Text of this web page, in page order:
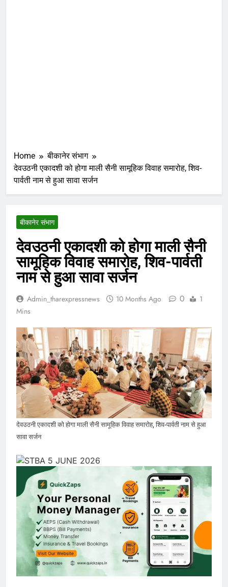
Home
बीकानेर संभाग
देवउठनी एकादशी को होगा माली सैनी सामूहिक विवाह समारोह, शिव-
पार्वती नाम से हुआ सावा सर्जन
बीकानेर संभाग
देवउठनी एकादशी को होगा माली सैनी
सामूहिक विवाह समारोह, शिव-पार्वती
नाम से हुआ सावा सर्जन
Admin_tharexpressnews 10 Months Ago 0
1
Mins
देवउठनी एकादशी को होगा माली सैनी सामूहिक विवाह समारोह, शिव-पार्वती नाम से हुआ
सावा सर्जन